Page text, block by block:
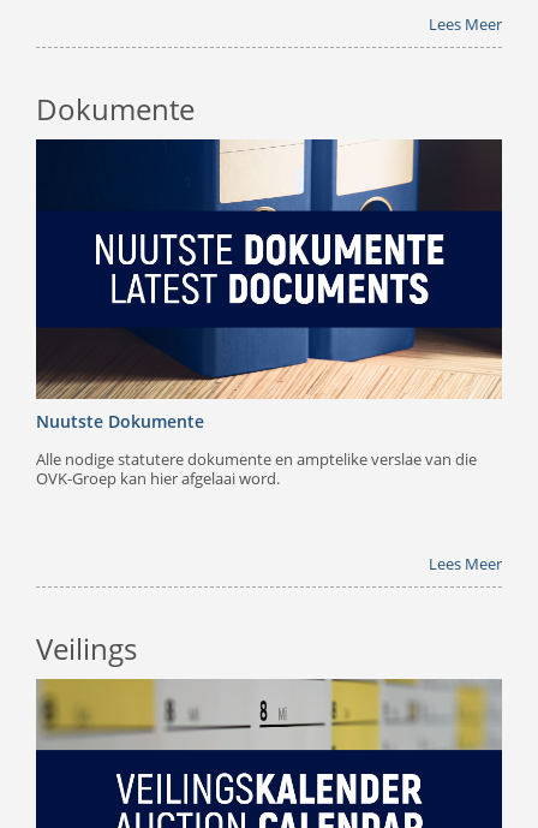
Lees Meer
Dokumente
Nuutste Dokumente
Alle nodige statutere dokumente en amptelike verslae van die
OVK-Groep kan hier afgelaai word.
Lees Meer
Veilings